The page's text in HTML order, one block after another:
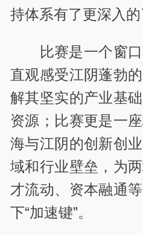
持体系有了更深入的
比赛是一个窗
直观感受江阴蓬勃
解其坚实的产业基
资源；比赛更是一
海与江阴的创新创
域和行业壁垒，为
才流动、资本融通
下“加速键”。